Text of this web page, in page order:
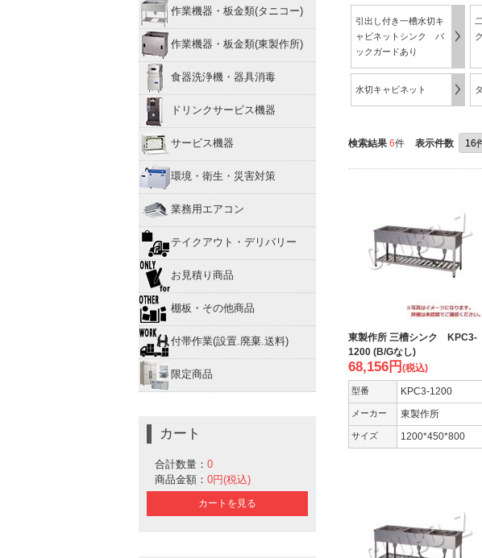
作業機器・板金類(タニコー)
作業機器・板金類(東製作所)
食器洗浄機・器具消毒
ドリンクサービス機器
サービス機器
環境・衛生・災害対策
業務用エアコン
テイクアウト・デリバリー
お見積り商品
棚板・その他商品
付帯作業(設置.廃棄.送料)
限定商品
カート
合計数量： 0
商品金額： 0円(税込)
カートを見る
引出し付き一槽水切キ
ャビネットシンク バ
ックガードあり
水切キャビネット
検索結果 6件 表示件数
東製作所 三槽シンク KPC3-
1200 (B/Gなし)
68,156円 (税込)
型番 KPC3-1200
メーカー 東製作所
サイズ 1200*450*800